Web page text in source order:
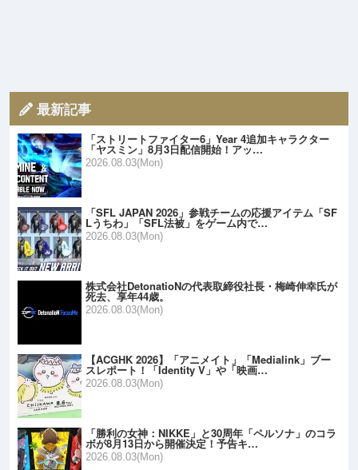
最新記事
「ストリートファイター6」Year 4追加キャラクター
「ヤスミン」8月3日配信開始！アッ…
2026.08.03(Mon)
「SFL JAPAN 2026」参戦チームの応援アイテム「SF
Lうちわ」「SFL法被」をゲーム内で…
2026.08.03(Mon)
株式会社DetonatioNの代表取締役社長・梅崎伸幸氏が
死去、享年44歳。
2026.08.03(Mon)
【ACGHK 2026】「アニメイト」「Medialink」ブー
スレポート！「Identity V」や「映画…
2026.08.03(Mon)
「勝利の女神：NIKKE」と30周年「ペルソナ」のコラ
ボが8月13日から開催決定！予告キ…
2026.08.03(Mon)